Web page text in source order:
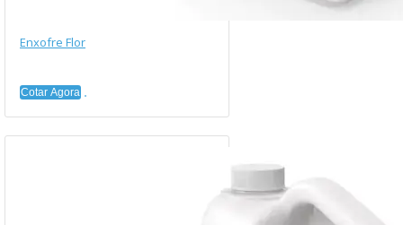
Enxofre Flor
Cotar Agora